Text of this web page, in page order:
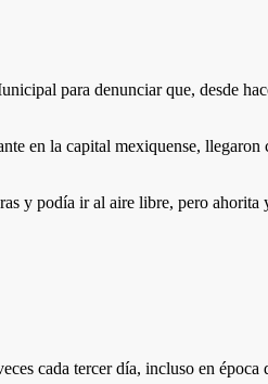
para denunciar que, desde
en la capital mexiquense,
y podía ir al aire libre, pero
cada tercer día, incluso en